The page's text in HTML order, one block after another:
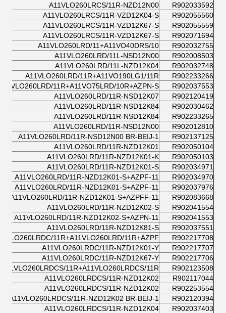
R902033592
A11VLO260LRCS/11R-NZD12N00
R902055560
A11VLO260LRCS/11R-VZD12K04-S
R902055559
A11VLO260LRCS/11R-VZD12K67-S
R902071694
A11VLO260LRCS/11R-VZD12K67-S
R902032755
A11VLO260LRD/11+A11VO40DRS/10
R902008503
A11VLO260LRD/11L-NSD12N00
R902032748
A11VLO260LRD/11L-NZD12K04
R902233266
A11VLO260LRD/11R+A11VO190LG1/11R
R902037553
11R+A11VO75LRD/10R+AZPN-S
R902120419
A11VLO260LRD/11R-NSD12K07
R902030462
A11VLO260LRD/11R-NSD12K84
R902233265
A11VLO260LRD/11R-NSD12K84
R902012810
A11VLO260LRD/11R-NSD12N00
R902137125
A11VLO260LRD/11R-NSD12N00 BR-BEIJ-1
R902050104
A11VLO260LRD/11R-NZD12K01
R902050103
A11VLO260LRD/11R-NZD12K01-K
R902034971
A11VLO260LRD/11R-NZD12K01-S
R902034970
A11VLO260LRD/11R-NZD12K01-S+AZPF-11
R902037976
A11VLO260LRD/11R-NZD12K01-S+AZPF-11
R902083668
A11VLO260LRD/11R-NZD12K01-S+AZPFF-11
R902041554
A11VLO260LRD/11R-NZD12K02-S
R902041553
A11VLO260LRD/11R-NZD12K02-S+AZPN-11
R902037551
A11VLO260LRD/11R-NZD12K81-S
R902217708
11R+A11VLO260LRD/11R+AZPF
R902217707
A11VLO260LRDC/11R-NZD12K01-Y
R902217706
A11VLO260LRDC/11R-NZD12K67-Y
R902123508
A11VLO260LRDCS/11R+A11VLO260LRDCS/11R
R902117044
A11VLO260LRDCS/11R-NZD12K02
R902253554
A11VLO260LRDCS/11R-NZD12K02
R902120394
A11VLO260LRDCS/11R-NZD12K02 BR-BEIJ-1
R902037403
A11VLO260LRDCS/11R-NZD12K04